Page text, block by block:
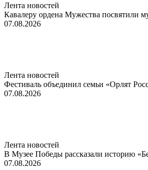
Лента новостей
Кавалеру ордена Мужества посвятили
07.08.2026
Лента новостей
Фестиваль объединил семьи «Орлят
07.08.2026
Лента новостей
В Музее Победы рассказали историю
07.08.2026